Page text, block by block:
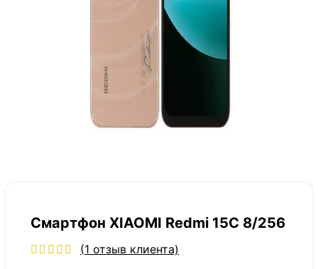
Смартфон XIAOMI Redmi 15C 8/256
(1 отзыв клиента)